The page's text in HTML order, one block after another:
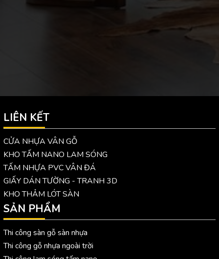
LIÊN KẾT
CỬA NHỰA VÂN GỖ
KHO TẤM NANO LAM SÓNG
TẤM NHỰA PVC VÂN ĐÁ
GIẤY DÁN TƯỜNG - TRANH 3D
KHO THẢM LÓT SÀN
SẢN PHẨM
Thi công sàn gỗ sàn nhựa
Thi công gỗ nhựa ngoài trời